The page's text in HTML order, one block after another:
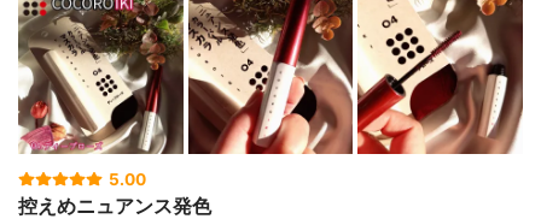
5.00
控えめニュアンス発色